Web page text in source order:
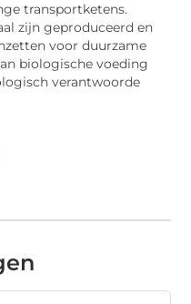
transportketens.
zijn geproduceerd en
voor duurzame
biologische voeding
verantwoorde